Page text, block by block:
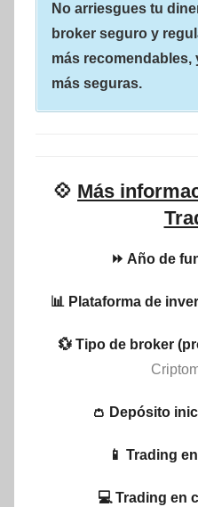
No arriesgues tu
broker seguro y
más
más seguras.
💠 Más
⏩ Año de
📊 Plataforma de
💱 Tipo de broker
👛 Depósito
📱 Trading
💻 Trading en